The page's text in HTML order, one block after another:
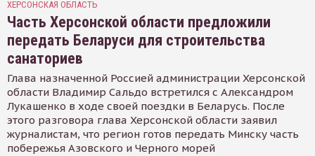
ХЕРСОНСКАЯ ОБЛАСТЬ
Часть Херсонской области предложили
передать Беларуси для строительства
санаториев
Глава назначенной Россией администрации Херсонской
области Владимир Сальдо встретился с Александром
Лукашенко в ходе своей поездки в Беларусь. После
этого разговора глава Херсонской области заявил
журналистам, что регион готов передать Минску часть
побережья Азовского и Черного морей